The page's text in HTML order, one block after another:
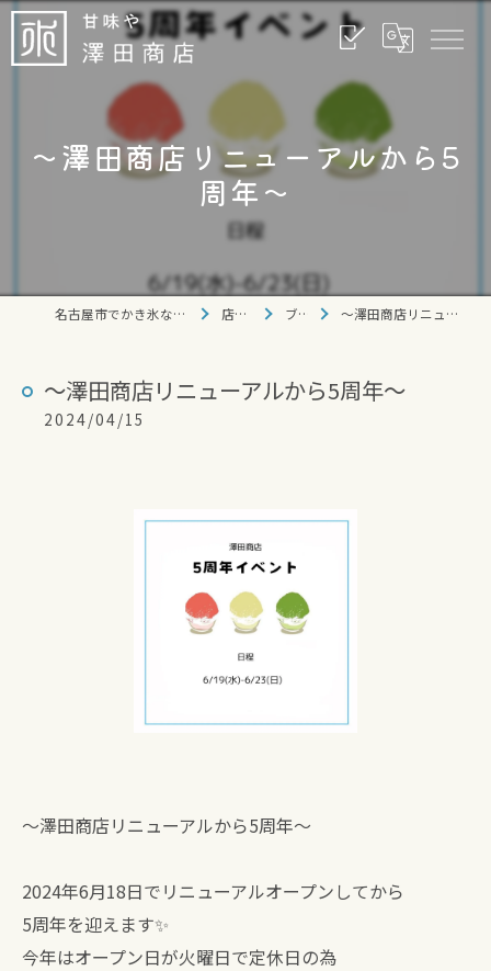
〜澤田商店リニューアルから5
周年〜
名古屋市でかき氷なら甘味や 澤田商店 店舗情報 ブログ 〜澤田商店リニューアルから5周年〜
〜澤田商店リニューアルから5周年〜
2024/04/15
〜澤田商店リニューアルから5周年〜
2024年6月18日でリニューアルオープンしてから
5周年を迎えます✨
今年はオープン日が火曜日で定休日の為